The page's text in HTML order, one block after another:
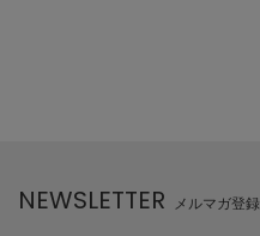
NEWSLETTER メルマガ登録